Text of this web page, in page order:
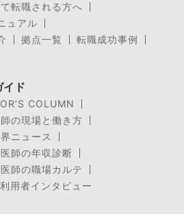
転職される方へ
ュアル
拠点一覧
転職成功事例
イド
COLUMN
の現場と働き方
ニュース
医師の年収診断
医師の職場カルテ
用者インタビュー